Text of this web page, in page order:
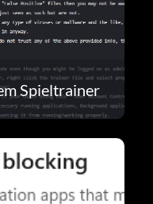
Spieltrainer